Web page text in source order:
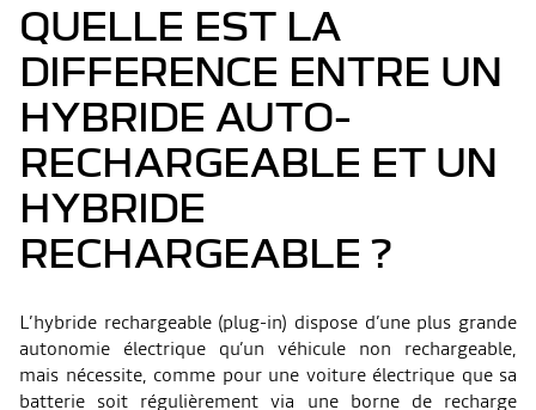
QUELLE EST LA
DIFFERENCE ENTRE UN
HYBRIDE AUTO-
RECHARGEABLE ET UN
HYBRIDE
RECHARGEABLE ?
L’hybride rechargeable (plug-in) dispose d’une plus grande
autonomie électrique qu’un véhicule non rechargeable,
mais nécessite, comme pour une voiture électrique que sa
batterie soit régulièrement via une borne de recharge